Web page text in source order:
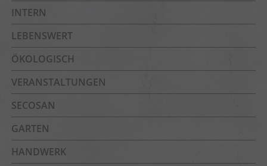
INTERN
LEBENSWERT
ÖKOLOGISCH
VERANSTALTUNGEN
SECOSAN
GARTEN
HANDWERK